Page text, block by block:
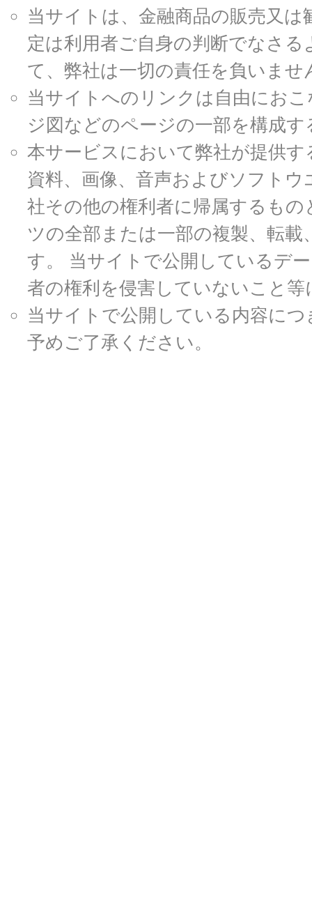
当サイトは、金融商品の販売又
定は利用者ご自身の判断でなさ
て、弊社は一切の責任を負いませ
当サイトへのリンクは自由にお
ジ図などのページの一部を構成
本サービスにおいて弊社が提供
資料、画像、音声およびソフト
社その他の権利者に帰属するも
ツの全部または一部の複製、転
す。 当サイトで公開しているデ
者の権利を侵害していないこと
当サイトで公開している内容に
予めご了承ください。